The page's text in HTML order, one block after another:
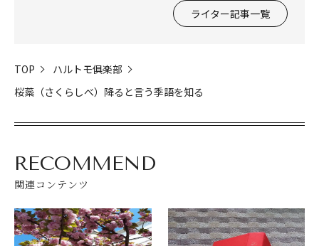
ライター記事一覧
TOP
ハルトモ俱楽部
桜蘂（さくらしべ）降ると言う季語を知る
RECOMMEND
関連コンテンツ